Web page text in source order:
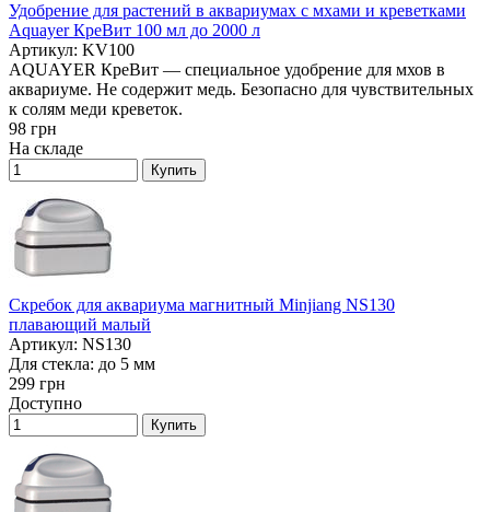
Удобрение для растений в аквариумах с мхами и креветками
Aquayer КреВит 100 мл до 2000 л
Артикул: KV100
AQUAYER КреВит — специальное удобрение для мхов в
аквариуме. Не содержит медь. Безопасно для чувствительных
к солям меди креветок.
98 грн
На складе
Купить
Скребок для аквариума магнитный Minjiang NS130
плавающий малый
Артикул: NS130
Для стекла: до 5 мм
299 грн
Доступно
Купить